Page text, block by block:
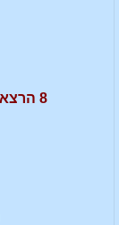
8 הרצאות שניתנו בדורנאך 1914-15 GA275